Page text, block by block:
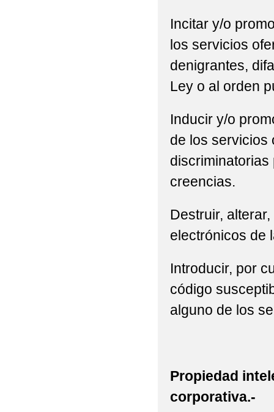
Incitar y/o
los servicios
denigrantes,
Ley o al orden
Inducir y/o
de los servicios
creencias.
Destruir,
electrónicos de
Introducir, por
código
alguno de los
Propiedad
corporativa.-